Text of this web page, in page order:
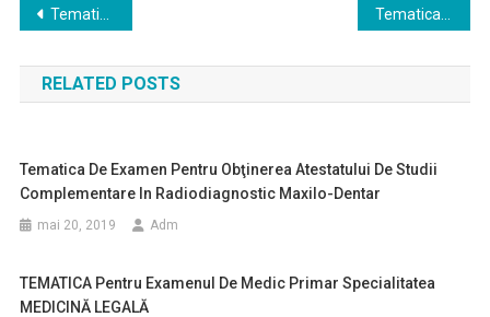
Navigare
în
articole
Tematica de examen pentru obţinerea atestatului de studii complementare in Implantologie
RELATED POSTS
Tematica De Examen Pentru Obţinerea Atestatului De Studii
Complementare In Radiodiagnostic Maxilo-Dentar
mai 20, 2019 Adm
TEMATICA Pentru Examenul De Medic Primar Specialitatea
MEDICINĂ LEGALĂ